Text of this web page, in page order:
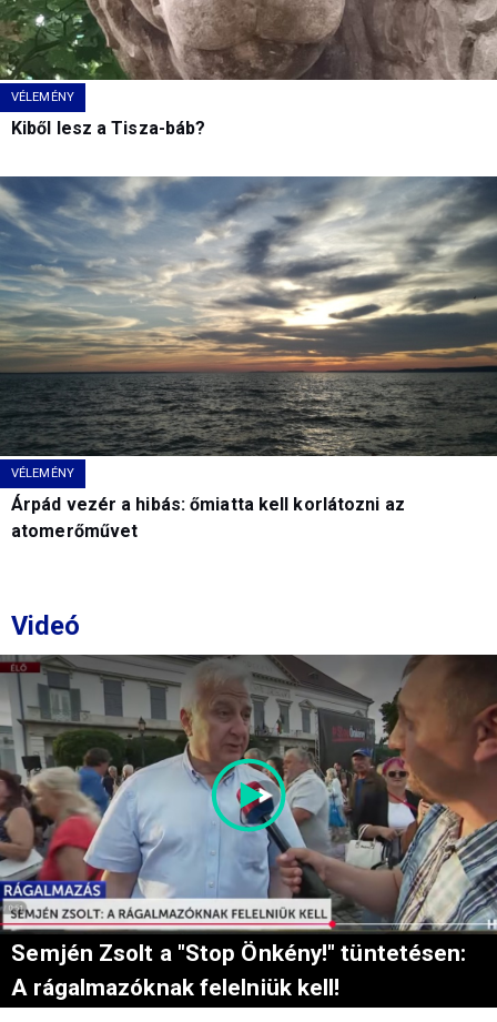
VÉLEMÉNY
Kiből lesz a Tisza-báb?
VÉLEMÉNY
Árpád vezér a hibás: őmiatta kell korlátozni az
atomerőművet
Videó
Semjén Zsolt a "Stop Önkény!" tüntetésen:
A rágalmazóknak felelniük kell!